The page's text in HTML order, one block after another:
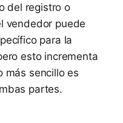
del registro o
vendedor puede
para la
esto incrementa
más sencillo es
partes.